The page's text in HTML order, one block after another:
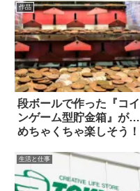
作品
段ボールで作った『コイ
ンゲーム型貯金箱』が…
めちゃくちゃ楽しそう！
生活と仕事